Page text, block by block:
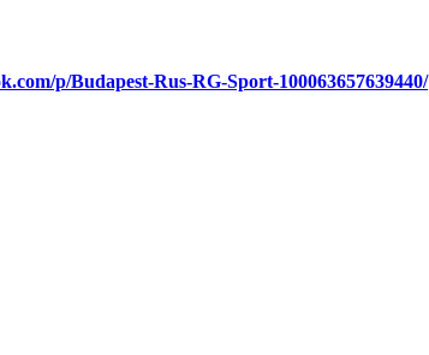
p/Budapest-Rus-RG-Sport-100063657639440/